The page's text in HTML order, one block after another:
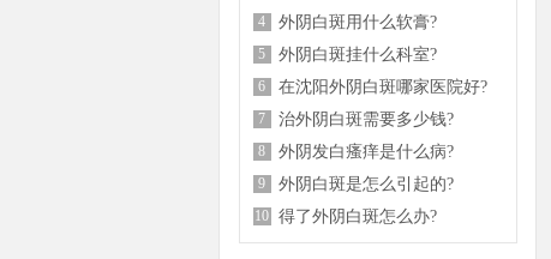
4 外阴白斑用什么软膏?
5 外阴白斑挂什么科室?
6 在沈阳外阴白斑哪家医院好?
7 治外阴白斑需要多少钱?
8 外阴发白瘙痒是什么病?
9 外阴白斑是怎么引起的?
10 得了外阴白斑怎么办?